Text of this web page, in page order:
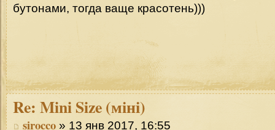
бутонами, тогда ваще красотень)))
Re: Mini Size (міні)
sirocco » 13 янв 2017, 16:55